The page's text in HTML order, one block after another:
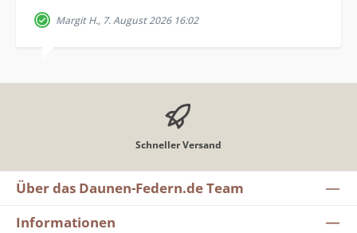
Margit H., 7. August 2026 16:02
Schneller Versand
Über das Daunen-Federn.de Team
Informationen